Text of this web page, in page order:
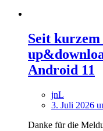
Seit
Android 11
jnL
3. Juli 2026
Danke für die